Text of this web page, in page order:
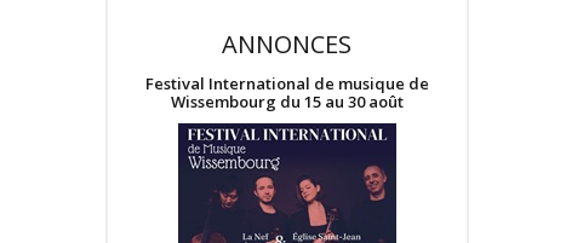
ANNONCES
Festival International de musique de
Wissembourg du 15 au 30 août